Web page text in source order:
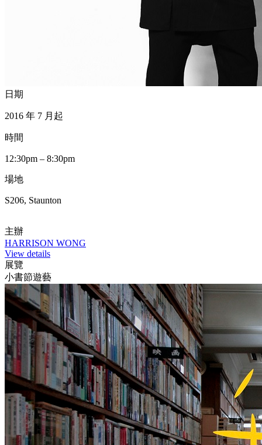
日期
2016 年 7 月起
時間
12:30pm – 8:30pm
場地
S206, Staunton
主辦
HARRISON WONG
View details
展覽
小書節遊藝